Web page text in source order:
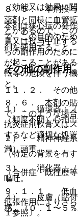
８．５． 本剤投与
薬剤と同様に血管
とがあるので、こ
量又は投与中止す
らの副作用のため
が起こることがあ
転等の危険を伴う
と。
８．６． 本剤の貼
で、このような場
抗炎症剤軟膏又は
するなど適切な処置
（特定の背景を有
（合併症・既往歴
９．１．１． 低血
拡張作用によりさ
１参照〕。
（効能又は効果に
本剤は狭心症の発
で、この目的のた
剤を使用すること。
その他の副作用
１１．２． その他
１）． 循環器：（
（頻度不明）心拍
２）． 精神神経系
満）頭重。
３）． 消化器：（
嘔吐。
４）． 皮膚（貼付
感、（０．１〜５％